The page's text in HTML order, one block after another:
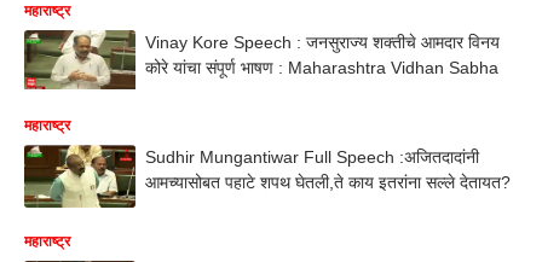
महाराष्ट्र
Vinay Kore Speech : जनसुराज्य शक्तीचे आमदार विनय
कोरे यांचा संपूर्ण भाषण : Maharashtra Vidhan Sabha
महाराष्ट्र
Sudhir Mungantiwar Full Speech :अजितदादांनी
आमच्यासोबत पहाटे शपथ घेतली,ते काय इतरांना सल्ले देतायत?
महाराष्ट्र